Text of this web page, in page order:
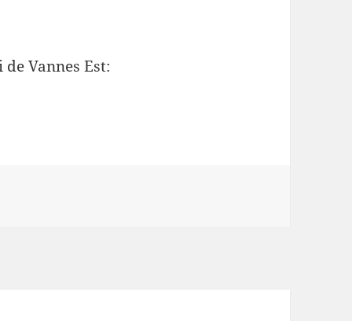
Vannes Est: